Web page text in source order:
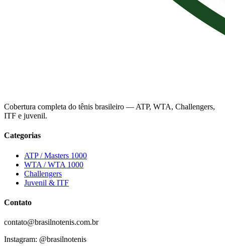
Cobertura completa do tênis brasileiro — ATP, WTA, Challengers,
ITF e juvenil.
Categorias
ATP / Masters 1000
WTA / WTA 1000
Challengers
Juvenil & ITF
Contato
contato@brasilnotenis.com.br
Instagram: @brasilnotenis